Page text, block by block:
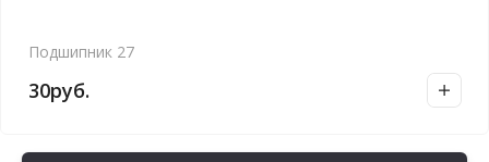
Подшипник 27
30руб.